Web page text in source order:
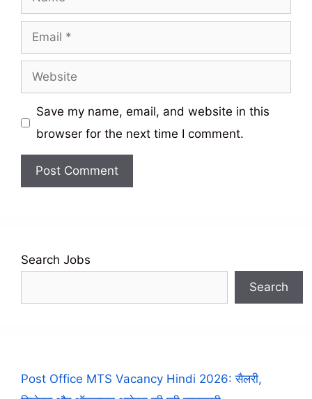
Email
Website
Save my name, email, and website in this
browser for the next time I comment.
Search Jobs
Search
Post Office MTS Vacancy Hindi 2026: सैलरी,